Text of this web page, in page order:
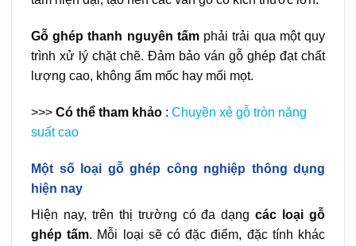
Gỗ ghép thanh nguyên tấmphải trải qua một quy
trình xử lý chặt chẽ. Đảm bảo ván gỗ ghép đạt chất
lượng cao, không ẩm mốc hay mối mọt.
>>> Có thể tham khảo : Chuyền xẻ gỗ tròn năng
suất cao
Một số loại gỗ ghép công nghiệp thông dụng
hiện nay
Hiện nay, trên thị trường có đa dạngcác loại gỗ
ghép tấm. Mỗi loại sẽ có đặc điểm, đặc tính khác